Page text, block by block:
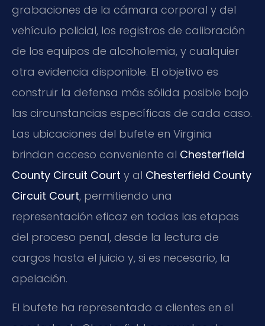
grabaciones de la cámara corporal y del
vehículo policial, los registros de calibración
de los equipos de alcoholemia, y cualquier
otra evidencia disponible. El objetivo es
construir la defensa más sólida posible bajo
las circunstancias específicas de cada caso.
Las ubicaciones del bufete en Virginia
brindan acceso conveniente al Chesterfield
County Circuit Court y al Chesterfield County
Circuit Court, permitiendo una
representación eficaz en todas las etapas
del proceso penal, desde la lectura de
cargos hasta el juicio y, si es necesario, la
apelación.
El bufete ha representado a clientes en el